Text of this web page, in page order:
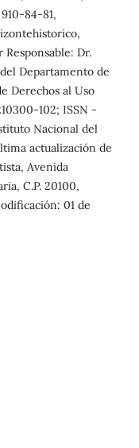
84-81,
Dr.
Departamento de
Derechos al Uso
102; ISSN -
Nacional del
actualización de
Avenida
C.P. 20100,
01 de